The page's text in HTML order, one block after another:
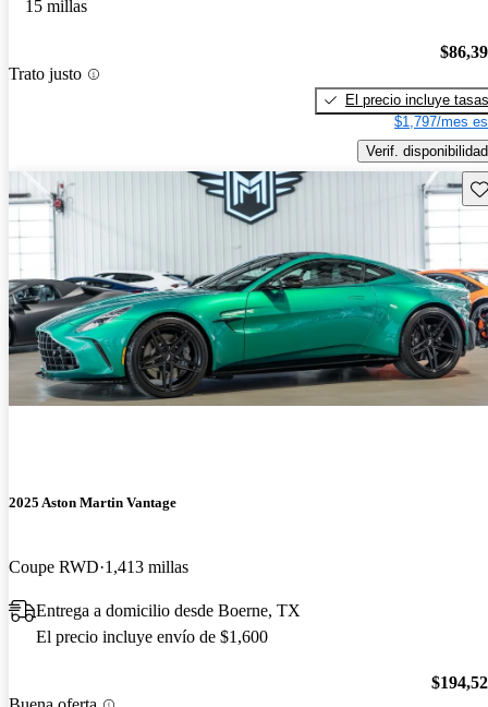
15 millas
Trato justo
El precio incluye tasas
$1,797/mes
Verif. disponibilidad
2025 Aston Martin Vantage
Coupe RWD 1,413 millas
Entrega a domicilio desde Boerne, TX
El precio incluye envío de $1,600